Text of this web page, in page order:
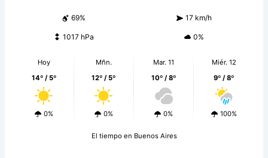
69% 17 km/h
1017 hPa 0%
Hoy
14º / 5º
0%
Mñn.
12º / 5º
0%
Mar. 11
10º / 8º
0%
Miér. 12
9º / 8º
100%
El tiempo en Buenos Aires